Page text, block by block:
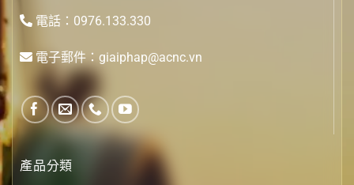
電話：0976.133.330
電子郵件：giaiphap@acnc.vn
產品分類